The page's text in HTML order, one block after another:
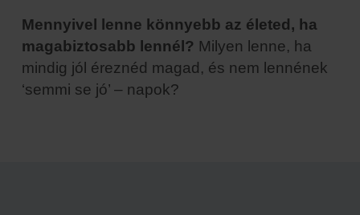
Mennyivel lenne könnyebb az életed, ha
magabiztosabb lennél? Milyen lenne, ha
mindig jól éreznéd magad, és nem lennének
‘semmi se jó’ – napok?